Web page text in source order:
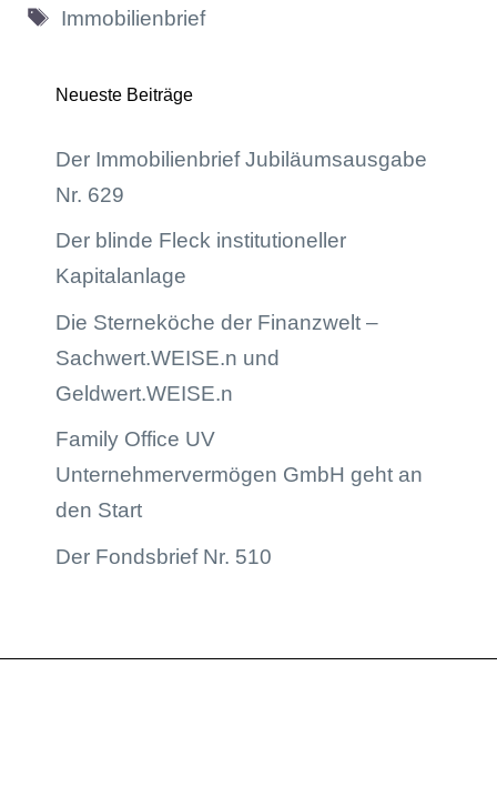
Schlagwörter
Immobilienbrief
Neueste Beiträge
Der Immobilienbrief Jubiläumsausgabe
Nr. 629
Der blinde Fleck institutioneller
Kapitalanlage
Die Sterneköche der Finanzwelt –
Sachwert.WEISE.n und
Geldwert.WEISE.n
Family Office UV
Unternehmervermögen GmbH geht an
den Start
Der Fondsbrief Nr. 510